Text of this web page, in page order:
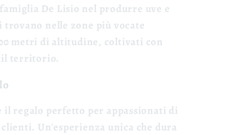
De Lisio nel produrre uve e
nelle zone più vocate
metri di altitudine, coltivati con
il territorio.
il regalo perfetto per appassionati di
Un'esperienza unica che dura